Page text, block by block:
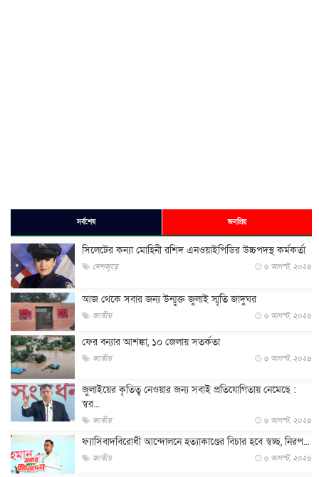
সর্বশেষ জনপ্রিয়
সিলেটের কন্যা মোহিনী রশিদ এনওয়াইপিডির উচ্চপদস্থ কর্মকর্তা
দেশজুড়ে ৬ আগস্ট, ২০২৬
আজ থেকে সবার জন্য উন্মুক্ত জুলাই স্মৃতি জাদুঘর
জাতীয় ৬ আগস্ট, ২০২৬
ফের বন্যার আশঙ্কা, ১০ জেলায় সতর্কতা
জাতীয় ৬ আগস্ট, ২০২৬
জুলাইয়ের কৃতিত্ব নেওয়ার জন্য সবাই প্রতিযোগিতায় নেমেছে :
স্বর...
জাতীয় ৬ আগস্ট, ২০২৬
ফ্যাসিবাদবিরোধী আন্দোলনে হত্যাকাণ্ডের বিচার হবে স্বচ্ছ, নিরপ...
জাতীয় ৬ আগস্ট, ২০২৬